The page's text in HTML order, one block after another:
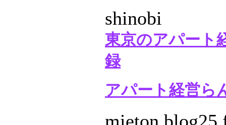
shinobi
東京のアパート
録
アパート経営ら